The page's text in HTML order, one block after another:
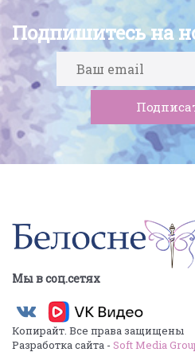
Подпишитесь на
Мы в соц.сетях
Копирайт. Все права защищены
Разработка сайта - Soft Media